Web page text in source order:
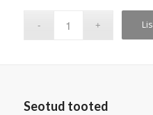
Seotud tooted